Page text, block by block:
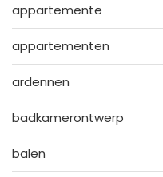
appartemente
appartementen
ardennen
badkamerontwerp
balen